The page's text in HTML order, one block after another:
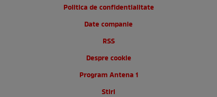
Politica de confidentialitate
Date companie
RSS
Despre cookie
Program Antena 1
Stiri